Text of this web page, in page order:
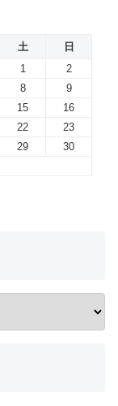
土
日
1
2
8
9
15
16
22
23
29
30